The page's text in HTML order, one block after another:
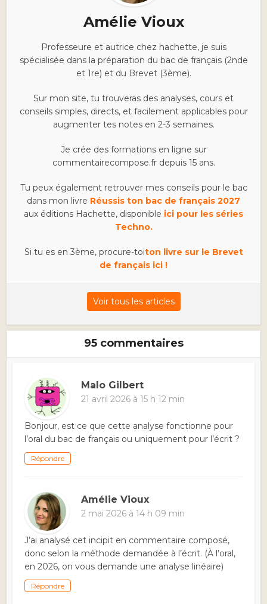
Amélie Vioux
Professeure et autrice chez hachette, je suis
spécialisée dans la préparation du bac de français (2nde
et 1re) et du Brevet (3ème).
Sur mon site, tu trouveras des analyses, cours et
conseils simples, directs, et facilement applicables pour
augmenter tes notes en 2-3 semaines.
Je crée des formations en ligne sur
commentairecompose.fr depuis 15 ans.
Tu peux également retrouver mes conseils pour le bac
dans mon livre Réussis ton bac de français 2027
aux éditions Hachette, disponible ici pour les séries
Techno.
Si tu es en 3ème, procure-toiton livre sur le Brevet
de français ici !
Voir tous les articles
95 commentaires
Malo Gilbert
21 avril 2026 à 15 h 12 min
Bonjour, est ce que cette analyse fonctionne pour
l’oral du bac de français ou uniquement pour l’écrit ?
Répondre
Amélie Vioux
2 mai 2026 à 14 h 09 min
J’ai analysé cet incipit en commentaire composé,
donc selon la méthode demandée à l’écrit. (À l’oral,
en 2026, on vous demande une analyse linéaire)
Répondre